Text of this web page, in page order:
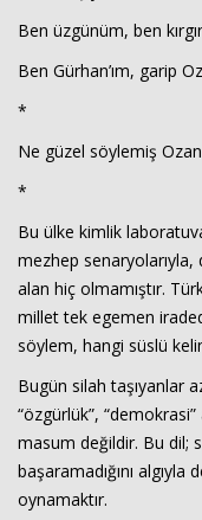
Ben üzgünüm, ben
Ben Gürhan’ım, garip
*
Ne güzel söylemiş Ozan
*
Bu ülke kimlik
mezhep
alan hiç olmamıştır.
millet tek egemen
söylem, hangi süslü
Bugün silah taşıyanlar
“özgürlük”,
masum değildir. Bu dil;
başaramadığını
oynamaktır.